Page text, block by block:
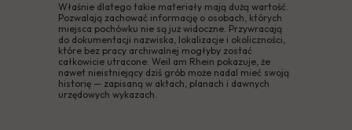
Właśnie dlatego takie materiały mają dużą wartość.
Pozwalają zachować informację o osobach, których
miejsca pochówku nie są już widoczne. Przywracają
do dokumentacji nazwiska, lokalizacje i okoliczności,
które bez pracy archiwalnej mogłyby zostać
całkowicie utracone. Weil am Rhein pokazuje, że
nawet nieistniejący dziś grób może nadal mieć swoją
historię — zapisaną w aktach, planach i dawnych
urzędowych wykazach.